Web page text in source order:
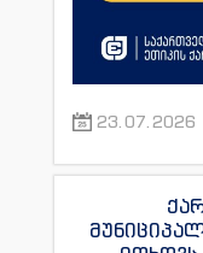
23.07.2026